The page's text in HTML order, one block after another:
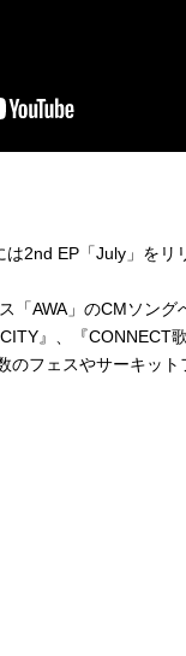
2nd EP「July」をリ
「AWA」のCMソング
』、『CONNECT
のフェスやサーキット